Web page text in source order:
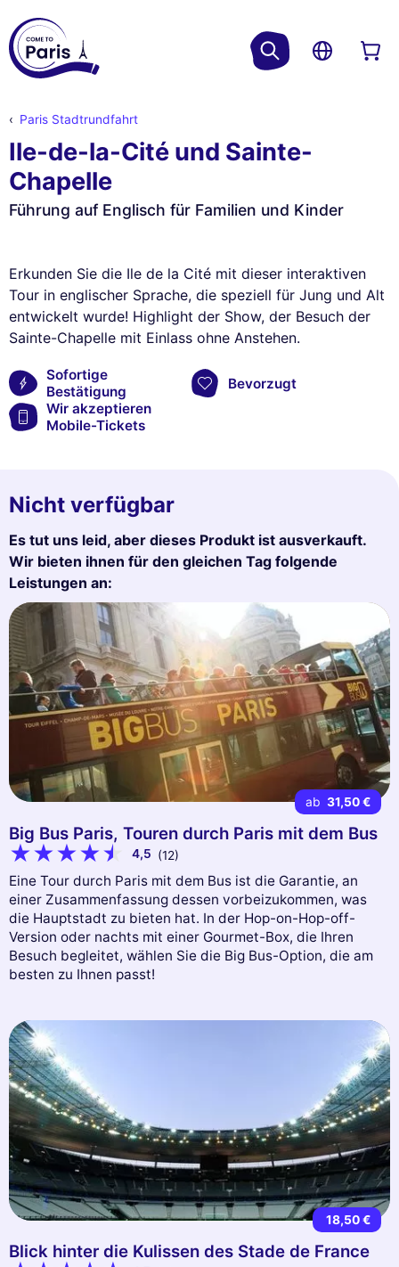
Paris Stadtrundfahrt
Ile-de-la-Cité und Sainte-
Chapelle
Führung auf Englisch für Familien und Kinder
Erkunden Sie die Ile de la Cité mit dieser interaktiven
Tour in englischer Sprache, die speziell für Jung und Alt
entwickelt wurde! Highlight der Show, der Besuch der
Sainte-Chapelle mit Einlass ohne Anstehen.
Sofortige
Bestätigung
Bevorzugt
Wir akzeptieren
Mobile-Tickets
Nicht verfügbar
Es tut uns leid, aber dieses Produkt ist ausverkauft.
Wir bieten ihnen für den gleichen Tag folgende
Leistungen an:
ab 31,50 €
Big Bus Paris, Touren durch Paris mit dem Bus
4,5 (12)
Eine Tour durch Paris mit dem Bus ist die Garantie, an
einer Zusammenfassung dessen vorbeizukommen, was
die Hauptstadt zu bieten hat. In der Hop-on-Hop-off-
Version oder nachts mit einer Gourmet-Box, die Ihren
Besuch begleitet, wählen Sie die Big Bus-Option, die am
besten zu Ihnen passt!
18,50 €
Blick hinter die Kulissen des Stade de France